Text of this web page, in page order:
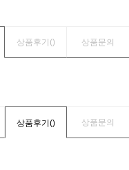
상품후기() 상품문의
상품후기() 상품문의